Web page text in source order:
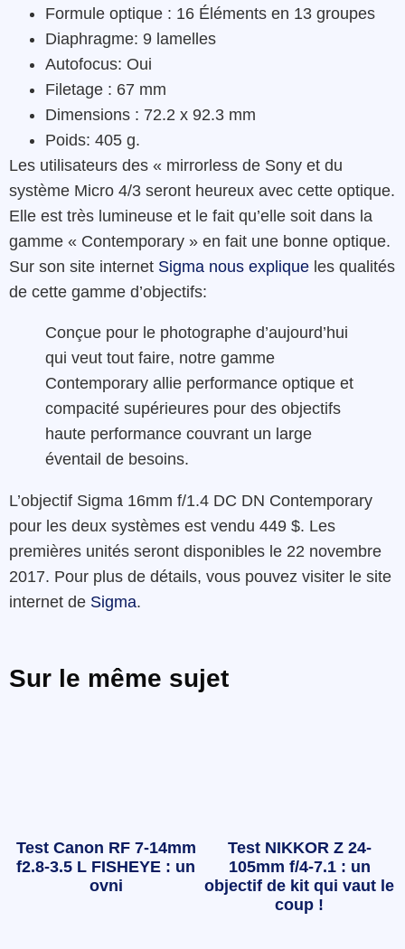
Formule optique : 16 Éléments en 13 groupes
Diaphragme: 9 lamelles
Autofocus: Oui
Filetage : 67 mm
Dimensions : 72.2 x 92.3 mm
Poids: 405 g.
Les utilisateurs des « mirrorless de Sony et du
système Micro 4/3 seront heureux avec cette optique.
Elle est très lumineuse et le fait qu’elle soit dans la
gamme « Contemporary » en fait une bonne optique.
Sur son site internet Sigma nous explique les qualités
de cette gamme d’objectifs:
Conçue pour le photographe d’aujourd’hui
qui veut tout faire, notre gamme
Contemporary allie performance optique et
compacité supérieures pour des objectifs
haute performance couvrant un large
éventail de besoins.
L’objectif Sigma 16mm f/1.4 DC DN Contemporary
pour les deux systèmes est vendu 449 $. Les
premières unités seront disponibles le 22 novembre
2017. Pour plus de détails, vous pouvez visiter le site
internet de Sigma.
Sur le même sujet
Test Canon RF 7-14mm
f2.8-3.5 L FISHEYE : un
ovni
Test NIKKOR Z 24-
105mm f/4-7.1 : un
objectif de kit qui vaut le
coup !